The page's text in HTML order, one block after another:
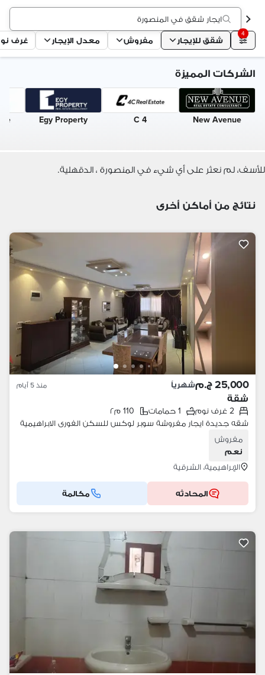
ايجار شقق في المنصورة
4
شقق للإيجار مفروش معدل الإيجار غرف
الشركات المميزة
New Avenue
4 C
Egy Property
للأسف، لم نعثر على أي شيء في المنصورة ، الدقهلية.
نتائج من أماكن أخرى
25,000 ج.م شهرياً منذ 5 أيام
شقة
2 غرف نوم 1 حمامات
110 م٢
شقه جديدة ايجار مفروشة سوبر لوكس للسكن الفورى الابراهيمية
مفروش
نعم
الإبراهيمية، الشرقية
المحادثه مكالمة